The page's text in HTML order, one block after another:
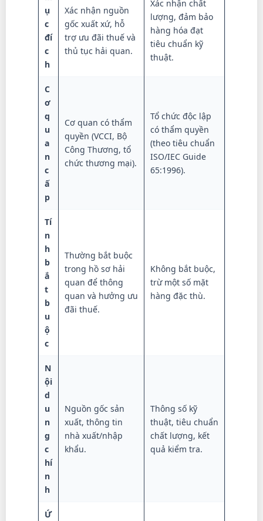
ụ
c
đí
c
h
Xác nhận nguồn
gốc xuất xứ, hỗ
trợ ưu đãi thuế và
thủ tục hải quan.
Xác nhận chất
lượng, đảm bảo
hàng hóa đạt
tiêu chuẩn kỹ
thuật.
C
ơ
q
u
a
n
c
ấ
p
Cơ quan có thẩm
quyền (VCCI, Bộ
Công Thương, tổ
chức thương mại).
Tổ chức độc lập
có thẩm quyền
(theo tiêu chuẩn
ISO/IEC Guide
65:1996).
Tí
n
h
b
ắ
t
b
u
ộ
c
Thường bắt buộc
trong hồ sơ hải
quan để thông
quan và hưởng ưu
đãi thuế.
Không bắt buộc,
trừ một số mặt
hàng đặc thù.
N
ội
d
u
n
g
c
hí
n
h
Nguồn gốc sản
xuất, thông tin
nhà xuất/nhập
khẩu.
Thông số kỹ
thuật, tiêu chuẩn
chất lượng, kết
quả kiểm tra.
Ứ